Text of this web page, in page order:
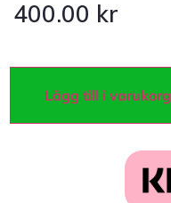
400.00 kr
Lägg till i varukorg